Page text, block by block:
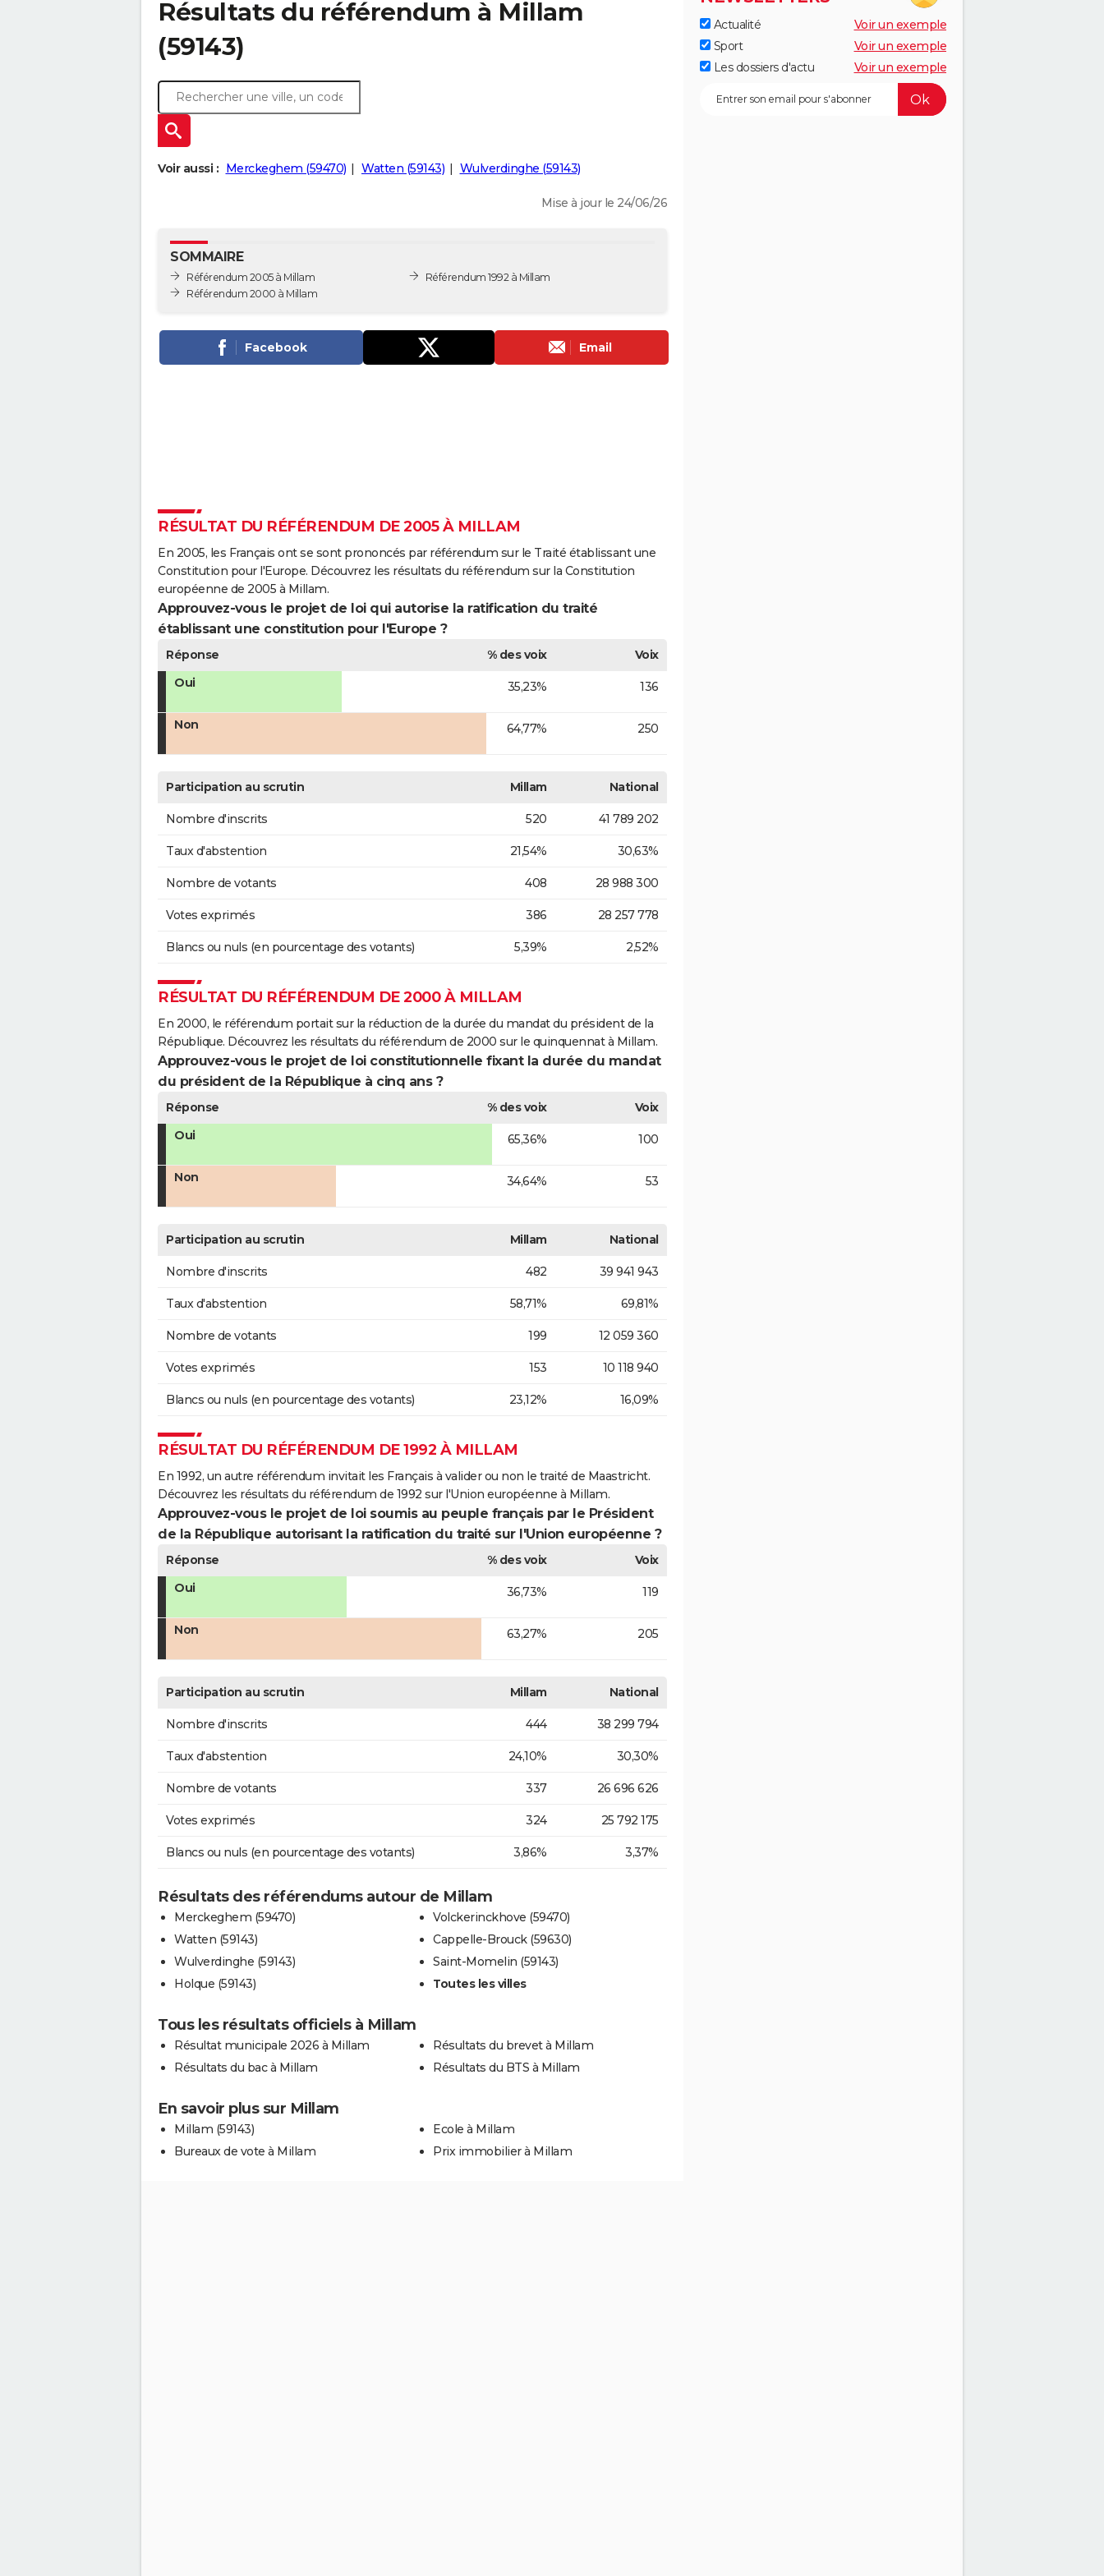
Résultats du référendum à Millam
(59143)
Voir aussi : Merckeghem (59470) Watten (59143) Wulverdinghe (59143)
Mise à jour le 24/06/26
SOMMAIRE
Référendum 2005 à Millam
Référendum 2000 à Millam
Référendum 1992 à Millam
Facebook Email
RÉSULTAT DU RÉFÉRENDUM DE 2005 À MILLAM
En 2005, les Français ont se sont prononcés par référendum sur le Traité établissant une
Constitution pour l'Europe. Découvrez les résultats du référendum sur la Constitution
européenne de 2005 à Millam.
Approuvez-vous le projet de loi qui autorise la ratification du traité
établissant une constitution pour l'Europe ?
Réponse % des voix
Voix
Oui
35,23% 136
Non 64,77% 250
Participation au scrutin Millam National
Nombre d'inscrits 520 41 789 202
Taux d'abstention 21,54% 30,63%
Nombre de votants 408 28 988 300
Votes exprimés 386 28 257 778
Blancs ou nuls (en pourcentage des votants) 5,39% 2,52%
RÉSULTAT DU RÉFÉRENDUM DE 2000 À MILLAM
En 2000, le référendum portait sur la réduction de la durée du mandat du président de la
République. Découvrez les résultats du référendum de 2000 sur le quinquennat à Millam.
Approuvez-vous le projet de loi constitutionnelle fixant la durée du mandat
du président de la République à cinq ans ?
Réponse % des voix
Voix
Oui
65,36% 100
Non 34,64% 53
Participation au scrutin Millam National
Nombre d'inscrits 482 39 941 943
Taux d'abstention 58,71% 69,81%
Nombre de votants 199 12 059 360
Votes exprimés 153 10 118 940
Blancs ou nuls (en pourcentage des votants) 23,12% 16,09%
RÉSULTAT DU RÉFÉRENDUM DE 1992 À MILLAM
En 1992, un autre référendum invitait les Français à valider ou non le traité de Maastricht.
Découvrez les résultats du référendum de 1992 sur l'Union européenne à Millam.
Approuvez-vous le projet de loi soumis au peuple français par le Président
de la République autorisant la ratification du traité sur l'Union européenne ?
Réponse % des voix
Voix
Oui
36,73% 119
Non 63,27% 205
Participation au scrutin Millam National
Nombre d'inscrits 444 38 299 794
Taux d'abstention 24,10% 30,30%
Nombre de votants 337 26 696 626
Votes exprimés 324 25 792 175
Blancs ou nuls (en pourcentage des votants) 3,86% 3,37%
Résultats des référendums autour de Millam
Merckeghem (59470)
Watten (59143)
Wulverdinghe (59143)
Holque (59143)
Volckerinckhove (59470)
Cappelle-Brouck (59630)
Saint-Momelin (59143)
Toutes les villes
Tous les résultats officiels à Millam
Résultat municipale 2026 à Millam
Résultats du bac à Millam
Résultats du brevet à Millam
Résultats du BTS à Millam
En savoir plus sur Millam
Millam (59143)
Bureaux de vote à Millam
Ecole à Millam
Prix immobilier à Millam
Actualité
Voir un exemple
Sport
Voir un exemple
Les dossiers d'actu
Voir un exemple